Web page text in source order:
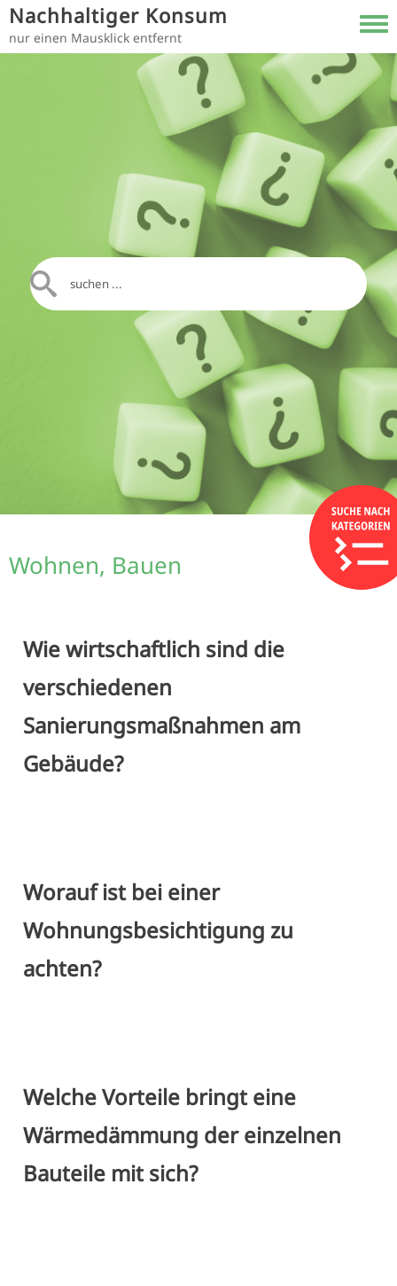
Direkt zum Inhalt
Nachhaltiger Konsum
nur einen Mausklick entfernt
Wohnen, Bauen
Wie wirtschaftlich sind die
verschiedenen
Sanierungsmaßnahmen am
Gebäude?
Worauf ist bei einer
Wohnungsbesichtigung zu
achten?
Welche Vorteile bringt eine
Wärmedämmung der einzelnen
Bauteile mit sich?